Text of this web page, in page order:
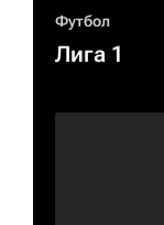
Футбол
Лига 1